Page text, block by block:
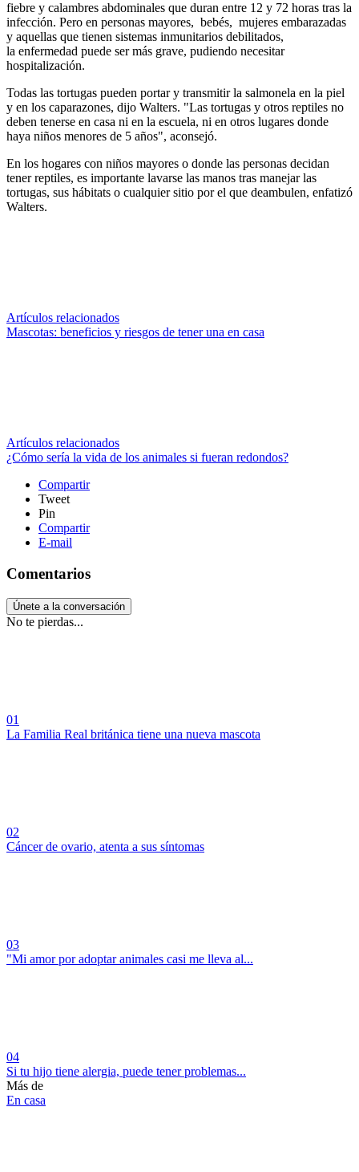
fiebre y calambres abdominales que duran entre 12 y 72 horas tras la
infección. Pero en personas mayores, bebés, mujeres embarazadas
y aquellas que tienen sistemas inmunitarios debilitados,
la enfermedad puede ser más grave, pudiendo necesitar
hospitalización.
Todas las tortugas pueden portar y transmitir la salmonela en la piel
y en los caparazones, dijo Walters. "Las tortugas y otros reptiles no
deben tenerse en casa ni en la escuela, ni en otros lugares donde
haya niños menores de 5 años", aconsejó.
En los hogares con niños mayores o donde las personas decidan
tener reptiles, es importante lavarse las manos tras manejar las
tortugas, sus hábitats o cualquier sitio por el que deambulen, enfatizó
Walters.
Artículos relacionados
Mascotas: beneficios y riesgos de tener una en casa
Artículos relacionados
¿Cómo sería la vida de los animales si fueran redondos?
Compartir
Tweet
Pin
Compartir
E-mail
Comentarios
Únete a la conversación
No te pierdas...
01
La Familia Real británica tiene una nueva mascota
02
Cáncer de ovario, atenta a sus síntomas
03
"Mi amor por adoptar animales casi me lleva al...
04
Si tu hijo tiene alergia, puede tener problemas...
Más de
En casa